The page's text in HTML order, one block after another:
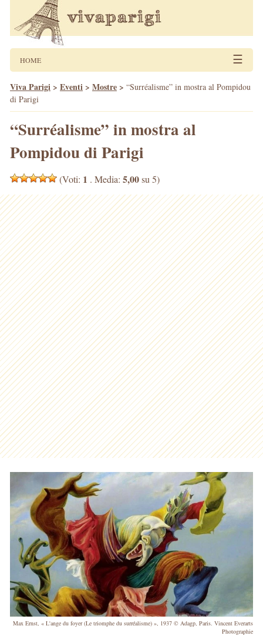
HOME ☰
Viva Parigi > Eventi > Mostre > “Surréalisme” in mostra al Pompidou
di Parigi
“Surréalisme” in mostra al
Pompidou di Parigi
(Voti: 1 . Media: 5,00su 5)
Max Ernst, « L'ange du foyer (Le triomphe du surréalisme) », 1937 © Adagp, Paris. Vincent Everarts
Photographie